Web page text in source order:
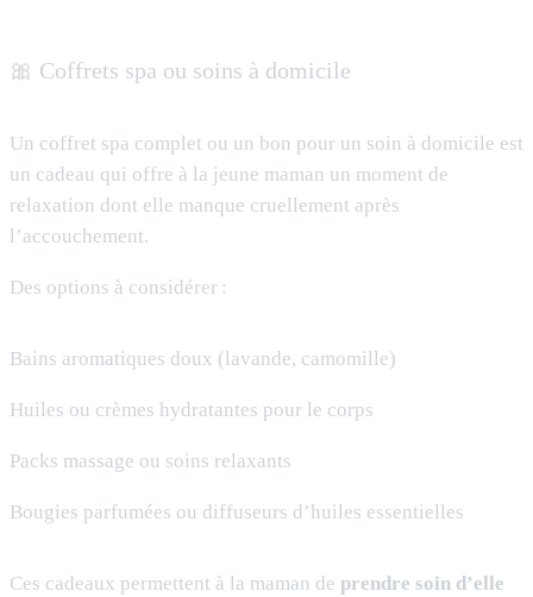
🎀 Coffrets spa ou soins à domicile
Un coffret spa complet ou un bon pour un soin à domicile est
un cadeau qui offre à la jeune maman un moment de
relaxation dont elle manque cruellement après
l’accouchement.
Des options à considérer :
Bains aromatiques doux (lavande, camomille)
Huiles ou crèmes hydratantes pour le corps
Packs massage ou soins relaxants
Bougies parfumées ou diffuseurs d’huiles essentielles
Ces cadeaux permettent à la maman de prendre soin d’elle